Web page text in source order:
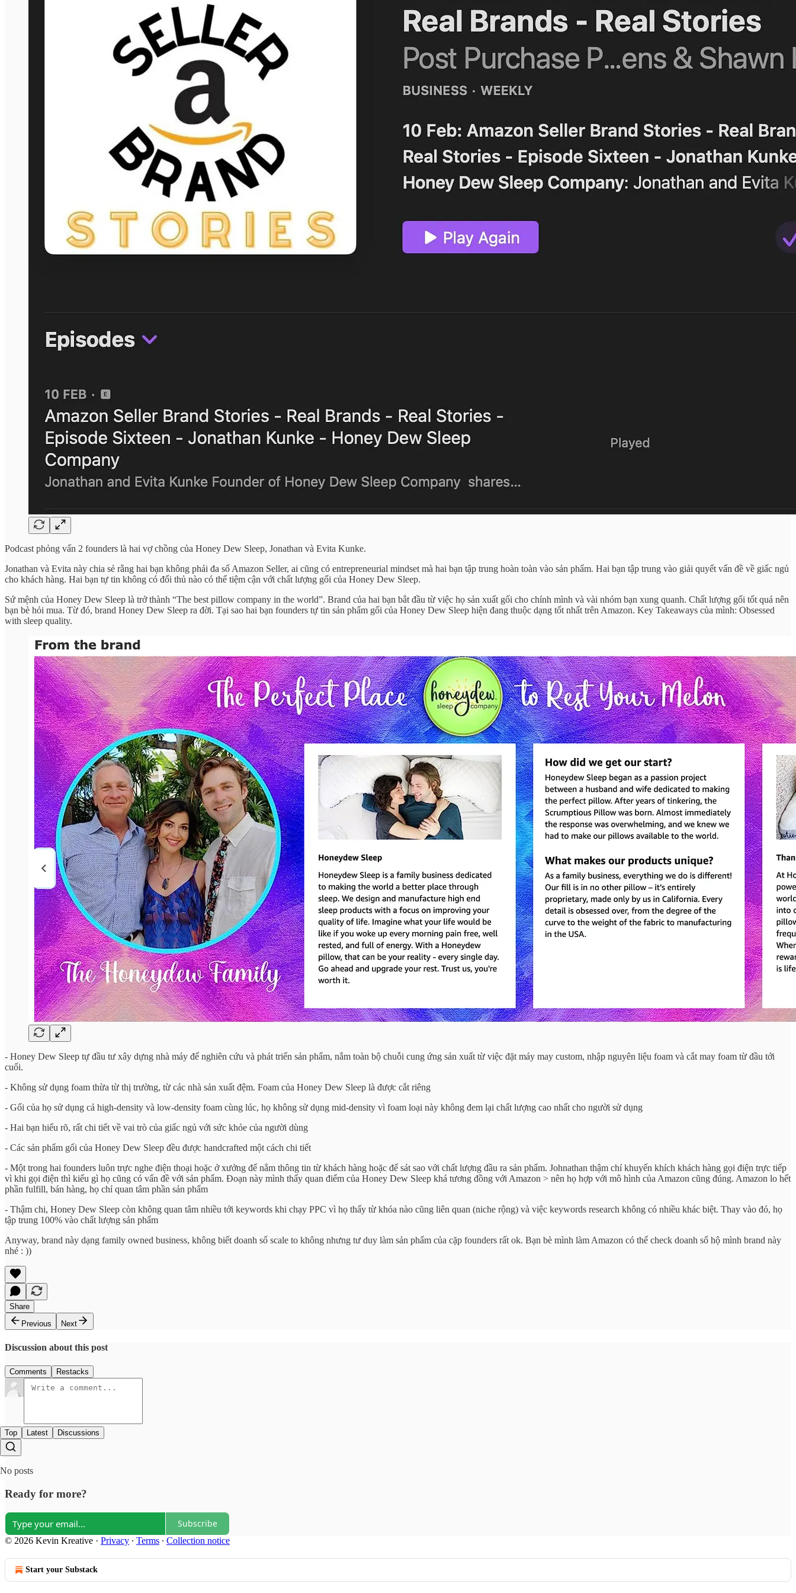
Podcast phỏng vấn 2 founders là hai vợ chồng của Honey Dew Sleep, Jonathan và Evita Kunke.
Jonathan và Evita này chia sẻ rằng hai bạn không phải đa số Amazon Seller, ai cũng có entrepreneurial mindset mà hai bạn tập trung hoàn toàn vào sản phẩm. Hai bạn tập trung vào giải quyết vấn đề về giấc ngủ
cho khách hàng. Hai bạn tự tin không có đối thủ nào có thể tiệm cận với chất lượng gối của Honey Dew Sleep.
Sứ mệnh của Honey Dew Sleep là trở thành “The best pillow company in the world”. Brand của hai bạn bắt đầu từ việc họ sản xuất gối cho chính mình và vài nhóm bạn xung quanh. Chất lượng gối tốt quá nên
bạn bè hỏi mua. Từ đó, brand Honey Dew Sleep ra đời. Tại sao hai bạn founders tự tin sản phẩm gối của Honey Dew Sleep hiện đang thuộc dạng tốt nhất trên Amazon. Key Takeaways của mình: Obsessed
with sleep quality.
- Honey Dew Sleep tự đầu tư xây dựng nhà máy để nghiên cứu và phát triển sản phẩm, nắm toàn bộ chuỗi cung ứng sản xuất từ việc đặt máy may custom, nhập nguyên liệu foam và cắt may foam từ đầu tới
cuối.
- Không sử dụng foam thừa từ thị trường, từ các nhà sản xuất đệm. Foam của Honey Dew Sleep là được cắt riêng
- Gối của họ sử dụng cả high-density và low-density foam cùng lúc, họ không sử dụng mid-density vì foam loại này không đem lại chất lượng cao nhất cho người sử dụng
- Hai bạn hiểu rõ, rất chi tiết về vai trò của giấc ngủ với sức khỏe của người dùng
- Các sản phẩm gối của Honey Dew Sleep đều được handcrafted một cách chi tiết
- Một trong hai founders luôn trực nghe điện thoại hoặc ở xưởng để nắm thông tin từ khách hàng hoặc để sát sao với chất lượng đầu ra sản phẩm. Johnathan thậm chí khuyến khích khách hàng gọi điện trực tiếp
vì khi gọi điện thì kiểu gì họ cũng có vấn đề với sản phẩm. Đoạn này mình thấy quan điểm của Honey Dew Sleep khá tương đồng với Amazon > nên họ hợp với mô hình của Amazon cũng đúng. Amazon lo hết
phần fulfill, bán hàng, họ chỉ quan tâm phần sản phẩm
- Thậm chi, Honey Dew Sleep còn không quan tâm nhiều tới keywords khi chạy PPC vì họ thấy từ khóa nào cũng liên quan (niche rộng) và việc keywords research không có nhiều khác biệt. Thay vào đó, họ
tập trung 100% vào chất lượng sản phẩm
Anyway, brand này dạng family owned business, không biết doanh số scale to không nhưng tư duy làm sản phẩm của cặp founders rất ok. Bạn bè mình làm Amazon có thể check doanh số hộ mình brand này
nhé : ))
Share
Previous
Next
Discussion about this post
Comments Restacks
Top Latest Discussions
No posts
Ready for more?
Subscribe
© 2026 Kevin Kreative · Privacy ∙ Terms ∙ Collection notice
Start your Substack